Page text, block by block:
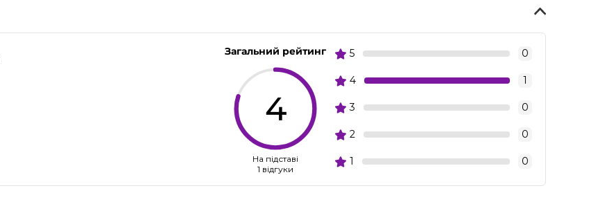
Загальний рейтинг
4
На підставі
1 відгуки
5 0
4 1
3 0
2 0
1 0